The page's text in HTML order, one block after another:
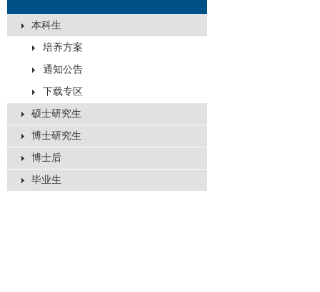
本科生
培养方案
通知公告
下载专区
硕士研究生
博士研究生
博士后
毕业生